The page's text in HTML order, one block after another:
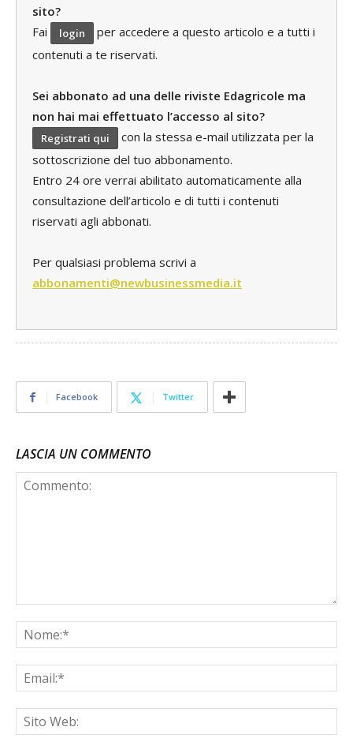
sito?
Fai
login
per accedere a questo articolo e a tutti i
contenuti a te riservati.
Sei abbonato ad una delle riviste Edagricole ma
non hai mai effettuato l’accesso al sito?
Registrati qui
con la stessa e-mail utilizzata per la
sottoscrizione del tuo abbonamento.
Entro 24 ore verrai abilitato automaticamente alla
consultazione dell’articolo e di tutti i contenuti
riservati agli abbonati.
Per qualsiasi problema scrivi a
abbonamenti@newbusinessmedia.it
Facebook Twitter
LASCIA UN COMMENTO